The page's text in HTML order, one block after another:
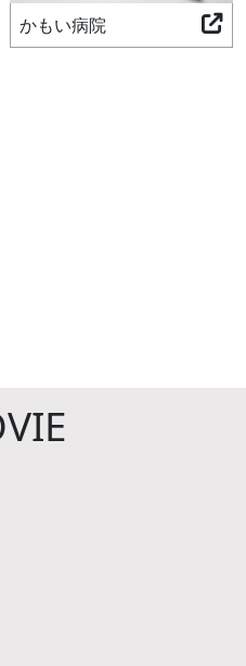
かもい病院